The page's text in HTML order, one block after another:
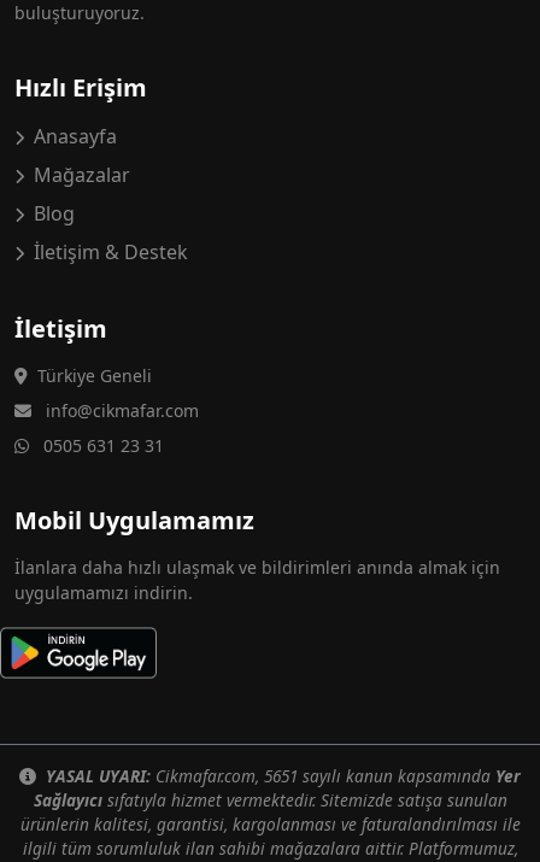
buluşturuyoruz.
Hızlı Erişim
Anasayfa
Mağazalar
Blog
İletişim & Destek
İletişim
Türkiye Geneli
info@cikmafar.com
0505 631 23 31
Mobil Uygulamamız
İlanlara daha hızlı ulaşmak ve bildirimleri anında almak için
uygulamamızı indirin.
YASAL UYARI: Cikmafar.com, 5651 sayılı kanun kapsamında Yer
Sağlayıcısıfatıyla hizmet vermektedir. Sitemizde satışa sunulan
ürünlerin kalitesi, garantisi, kargolanması ve faturalandırılması ile
ilgili tüm sorumluluk ilan sahibi mağazalara aittir. Platformumuz,